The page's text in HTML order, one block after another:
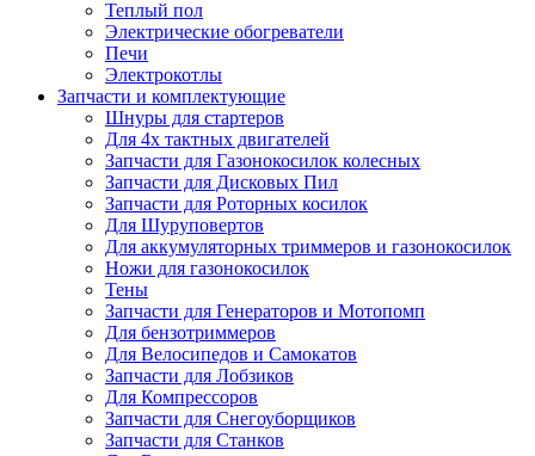
Теплый пол
Электрические обогреватели
Печи
Электрокотлы
Запчасти и комплектующие
Шнуры для стартеров
Для 4х тактных двигателей
Запчасти для Газонокосилок колесных
Запчасти для Дисковых Пил
Запчасти для Роторных косилок
Для Шуруповертов
Для аккумуляторных триммеров и газонокосилок
Ножи для газонокосилок
Тены
Запчасти для Генераторов и Мотопомп
Для бензотриммеров
Для Велосипедов и Самокатов
Запчасти для Лобзиков
Для Компрессоров
Запчасти для Снегоуборщиков
Запчасти для Станков